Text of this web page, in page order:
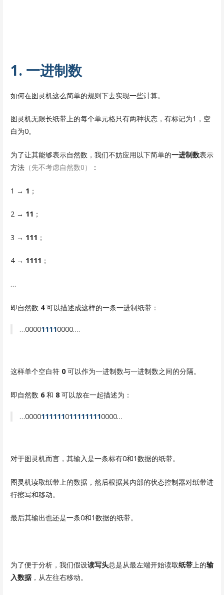
1. 一进制数
如何在图灵机这么简单的规则下去实现一些计算。
图灵机无限长纸带上的每个单元格只有两种状态，有标记为1，空
白为0。
为了让其能够表示自然数，我们不妨应用以下简单的一进制数表示
方法（先不考虑自然数0） ：
1 → 1 ；
2 → 11 ；
3 → 111 ；
4 → 1111 ；
…
即自然数 4可以描述成这样的一条一进制纸带：
…000011110000….
这样单个空白符 0可以作为一进制数与一进制数之间的分隔。
即自然数 6和 8可以放在一起描述为：
…00001111110111111110000…
对于图灵机而言，其输入是一条标有0和1数据的纸带。
图灵机读取纸带上的数据，然后根据其内部的状态控制器对纸带进
行擦写和移动。
最后其输出也还是一条0和1数据的纸带。
为了便于分析，我们假设读写头总是从最左端开始读取纸带上的输
入数据，从左往右移动。